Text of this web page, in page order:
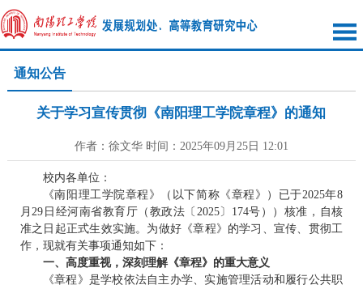
通知公告
关于学习宣传贯彻《南阳理工学院章程》的通知
作者：徐文华 时间：2025年09月25日 12:01
校内各单位：
《南阳理工学院章程》（以下简称《章程》）已于2025年8
月29日经河南省教育厅（教政法〔2025〕174号））核准，自核
准之日起正式生效实施。为做好《章程》的学习、宣传、贯彻工
作，现就有关事项通知如下：
一、高度重视，深刻理解《章程》的重大意义
《章程》是学校依法自主办学、实施管理活动和履行公共职